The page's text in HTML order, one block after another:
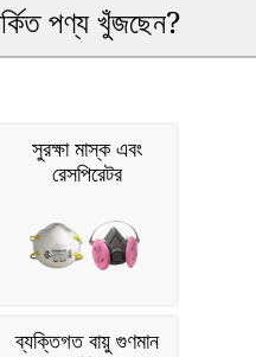
পণ্য খুঁজছেন?
সুরক্ষা মাস্ক এবং
রেসপিরেটর
ব্যক্তিগত বায়ু গুণমান